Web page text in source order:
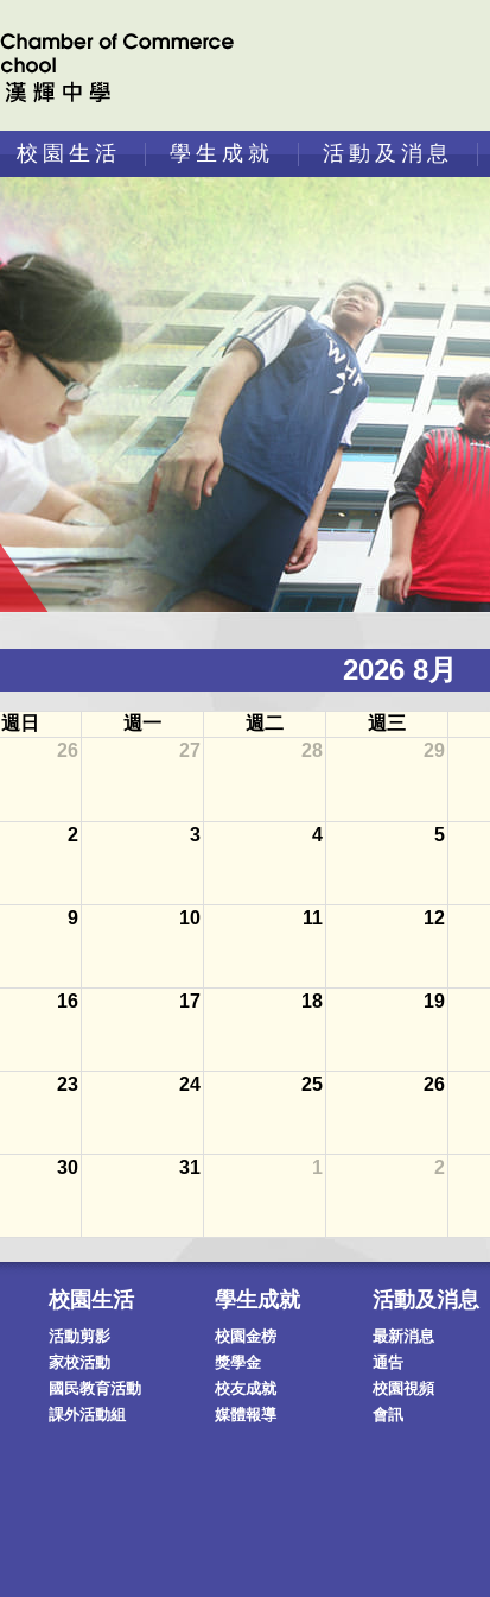
校園生活 學生成就 活動及消息
2026 8月
週日 週一 週二 週三
26
27 28 29
2 3 4 5
9 10 11 12
16 17 18 19
23 24 25 26
30 31 1 2
校園生活
活動剪影
家校活動
國民教育活動
課外活動組
學生成就
校園金榜
獎學金
校友成就
媒體報導
活動及消息
最新消息
通告
校園視頻
會訊